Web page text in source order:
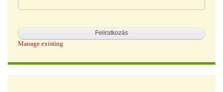
Manage existing